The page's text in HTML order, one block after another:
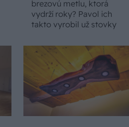
brezovú metlu, ktorá
vydrží roky? Pavol ich
takto vyrobil už stovky